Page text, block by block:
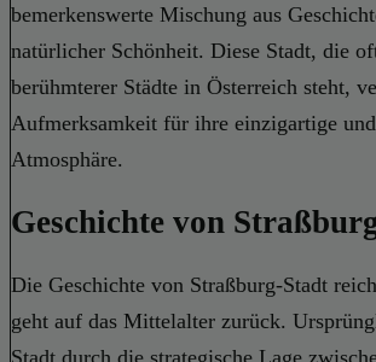
bemerkenswerte Mischung aus
natürlicher Schönheit. Diese Stadt, die
berühmterer Städte in Österreich steht,
Aufmerksamkeit für ihre einzigartige
Atmosphäre.
Geschichte von
Die Geschichte von Straßburg-Stadt
geht auf das Mittelalter zurück.